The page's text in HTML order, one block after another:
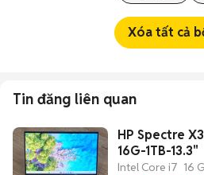
Xóa tất cả
Tin đăng liên quan
HP Spectre
16G-1TB-13.3"
Intel Core i7 16